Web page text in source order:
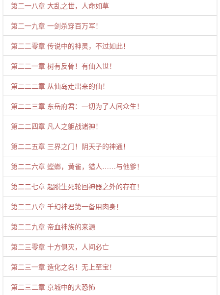
第二一八章 大乱之世，人命如草
第二一九章 一剑杀穿百万军！
第二二零章 传说中的神灵，不过如此！
第二二一章 树有反骨！有仙入世！
第二二二章 从仙岛走出来的仙！
第二二三章 东岳府君：一切为了人间众生！
第二二四章 凡人之躯战诸神！
第二二五章 三界之门！阴天子的神通！
第二二六章 螳螂，黄雀，猎人……与他爹！
第二二七章 超脱生死轮回神器之外的存在！
第二二八章 千幻神君第一备用肉身！
第二二九章 帝血神族的来源
第二三零章 十方俱灭，人间必亡
第二三一章 造化之名！无上至宝！
第二三二章 京城中的大恐怖